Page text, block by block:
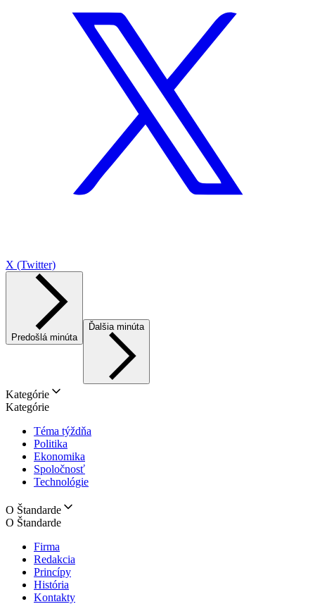
X (Twitter)
Predošlá minúta
Ďalšia minúta
Kategórie
Kategórie
Téma týždňa
Politika
Ekonomika
Spoločnosť
Technológie
O Štandarde
O Štandarde
Firma
Redakcia
Princípy
História
Kontakty